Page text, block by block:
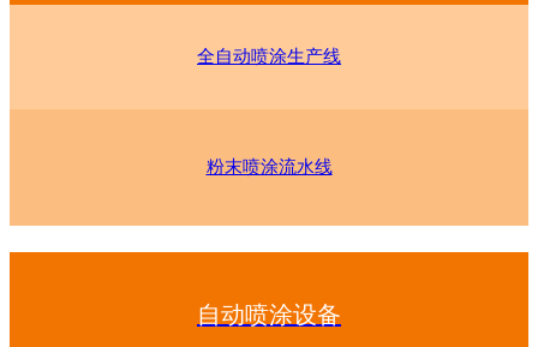
全自动喷涂生产线
粉末喷涂流水线
自动喷涂设备